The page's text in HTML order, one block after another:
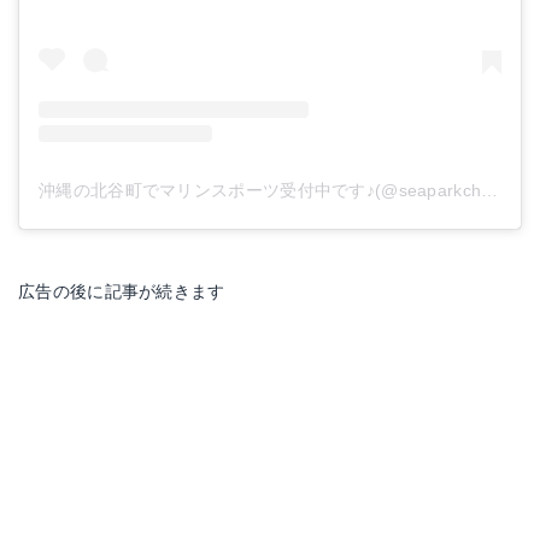
沖縄の北谷町でマリンスポーツ受付中です♪(@seaparkchatan)がシェアした投稿
広告の後に記事が続きます